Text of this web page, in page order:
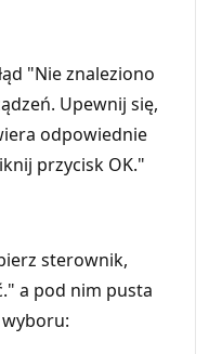
"Nie znaleziono
Upewnij się,
odpowiednie
przycisk OK."
sterownik,
a pod nim pusta